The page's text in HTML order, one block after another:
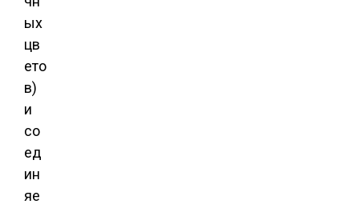
ых
цв
ето
в)
и
со
ед
ин
яе